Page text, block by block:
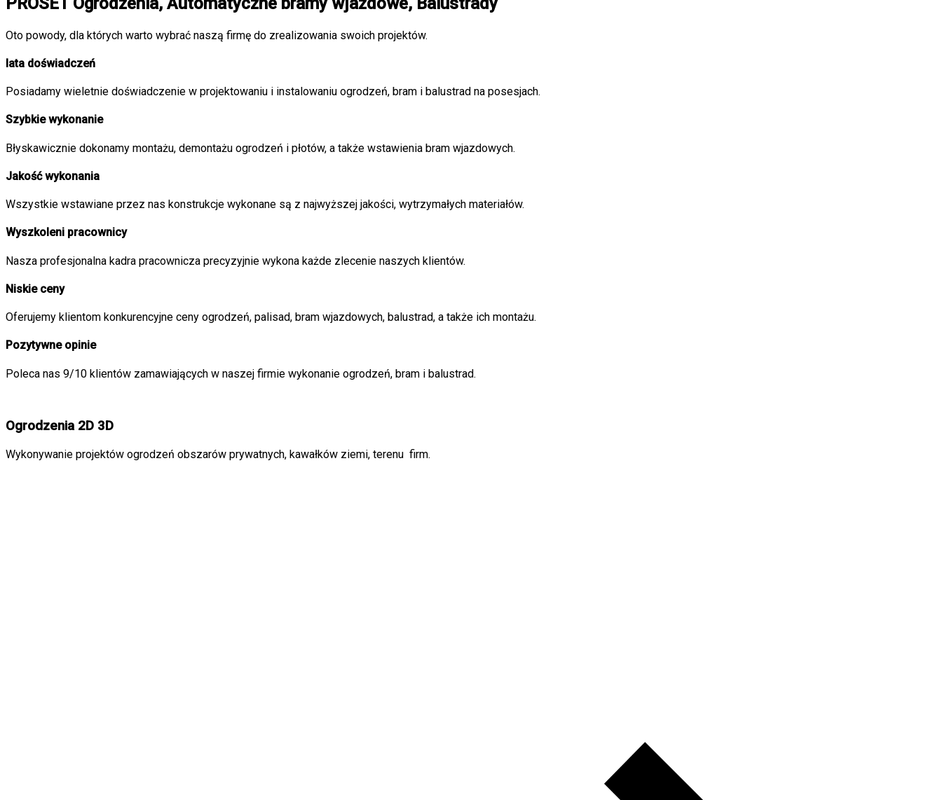
Oto powody, dla których warto wybrać naszą firmę do zrealizowania swoich projektów.
lata doświadczeń
Posiadamy wieletnie doświadczenie w projektowaniu i instalowaniu ogrodzeń, bram i balustrad na posesjach.
Szybkie wykonanie
Błyskawicznie dokonamy montażu, demontażu ogrodzeń i płotów, a także wstawienia bram wjazdowych.
Jakość wykonania
Wszystkie wstawiane przez nas konstrukcje wykonane są z najwyższej jakości, wytrzymałych materiałów.
Wyszkoleni pracownicy
Nasza profesjonalna kadra pracownicza precyzyjnie wykona każde zlecenie naszych klientów.
Niskie ceny
Oferujemy klientom konkurencyjne ceny ogrodzeń, palisad, bram wjazdowych, balustrad, a także ich montażu.
Pozytywne opinie
Poleca nas 9/10 klientów zamawiających w naszej firmie wykonanie ogrodzeń, bram i balustrad.
Ogrodzenia 2D 3D
Wykonywanie projektów ogrodzeń obszarów prywatnych, kawałków ziemi, terenu firm.